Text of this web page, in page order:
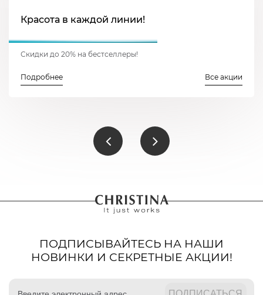
Красота в каждой линии!
Скидки до 20% на бестселлеры!
Подробнее Все акции
ПОДПИСЫВАЙТЕСЬ НА НАШИ
НОВИНКИ И СЕКРЕТНЫЕ АКЦИИ!